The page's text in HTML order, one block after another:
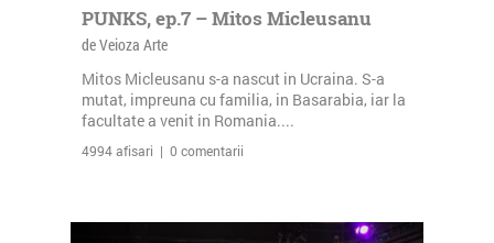
PUNKS, ep.7 – Mitos Micleusanu
de Veioza Arte
Mitos Micleusanu s-a nascut in Ucraina. S-a
mutat, impreuna cu familia, in Basarabia, iar la
facultate a venit in Romania....
4994 afisari | 0 comentarii